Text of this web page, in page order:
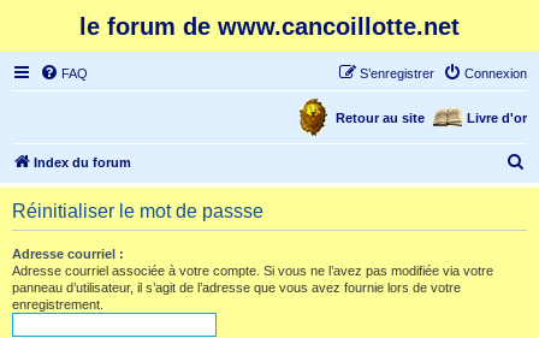
le forum de www.cancoillotte.net
FAQ Connexion
S’enregistrer
Livre d'or
Retour au site
Index du forum
e
Réinitialiser le mot de passse
Adresse courriel :
Adresse courriel associée à votre compte. Si vous ne l’avez pas modifiée via votre
panneau d’utilisateur, il s’agit de l’adresse que vous avez fournie lors de votre
enregistrement.